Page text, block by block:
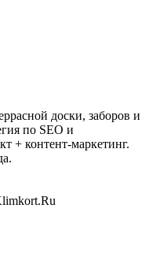
доски, заборов и
по SEO и
+ контент-маркетинг.